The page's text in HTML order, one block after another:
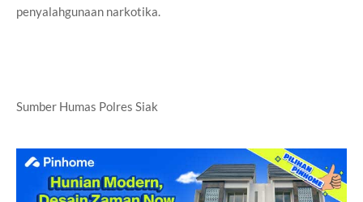
penyalahgunaan narkotika.
Sumber Humas Polres Siak